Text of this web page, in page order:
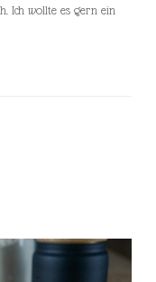
Ich wollte es gern ein